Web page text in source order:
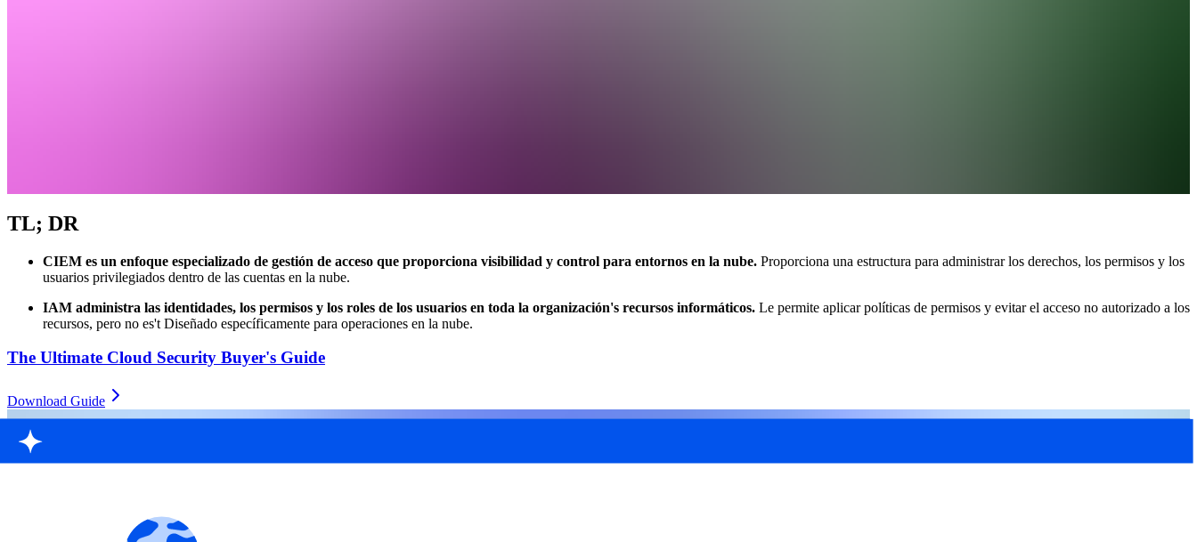
TL; DR
CIEM es un enfoque especializado de gestión de acceso que proporciona visibilidad y control para entornos en la nube. Proporciona una estructura para administrar los derechos, los permisos y los
usuarios privilegiados dentro de las cuentas en la nube.
IAM administra las identidades, los permisos y los roles de los usuarios en toda la organización's recursos informáticos. Le permite aplicar políticas de permisos y evitar el acceso no autorizado a los
recursos, pero no es't Diseñado específicamente para operaciones en la nube.
The Ultimate Cloud Security Buyer's Guide
Download Guide